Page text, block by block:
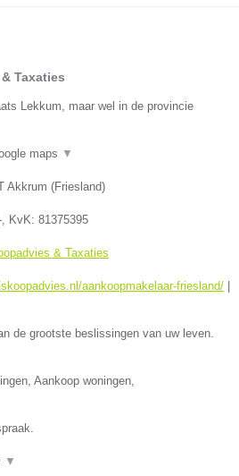
Taxaties
Lekkum, maar wel in de provincie
maps ▼
Akkrum (Friesland)
, KvK: 81375395
& Taxaties
aankoopmakelaar-friesland/
de grootste beslissingen van uw leven.
Aankoop woningen,
▼